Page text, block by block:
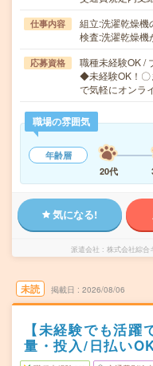
仕事内容
組立:洗濯乾燥機
検査:洗濯乾燥
応募資格
職種未経験OK /
◆未経験OK！〇
で気軽にオンラ
職場の雰囲気
年齢層
20代
気になる!
派遣会社 株式会社綜合
未読 掲載日 2026/08/06
【未経験でも活
量・投入/日払い